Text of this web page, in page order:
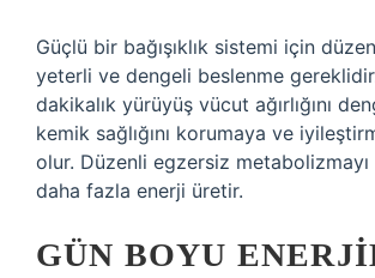
Güçlü bir bağışıklık sistemi için
yeterli ve dengeli beslenme
dakikalık yürüyüş vücut ağırlığını
kemik sağlığını korumaya ve
olur. Düzenli egzersiz metabolizmayı
daha fazla enerji üretir.
GÜN BOYU